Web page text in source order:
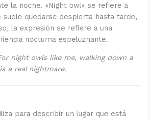
la noche. «Night owl» se refiere a
suele quedarse despierta hasta tarde,
la expresión se refiere a una
nocturna espeluznante.
night owls like me, walking down a
a real nightmare.
para describir un lugar que está